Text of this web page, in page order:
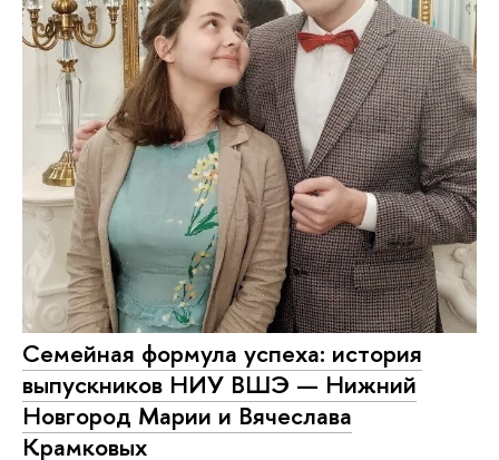
Семейная формула успеха: история
выпускников НИУ ВШЭ — Нижний
Новгород Марии и Вячеслава
Крамковых